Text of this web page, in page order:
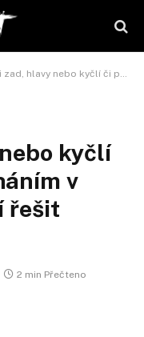
kyčlí či problémy s dýcháním v těhotenství se dají řešit fyzioterapií
kyčlí
v
řešit
2 min Přečteno